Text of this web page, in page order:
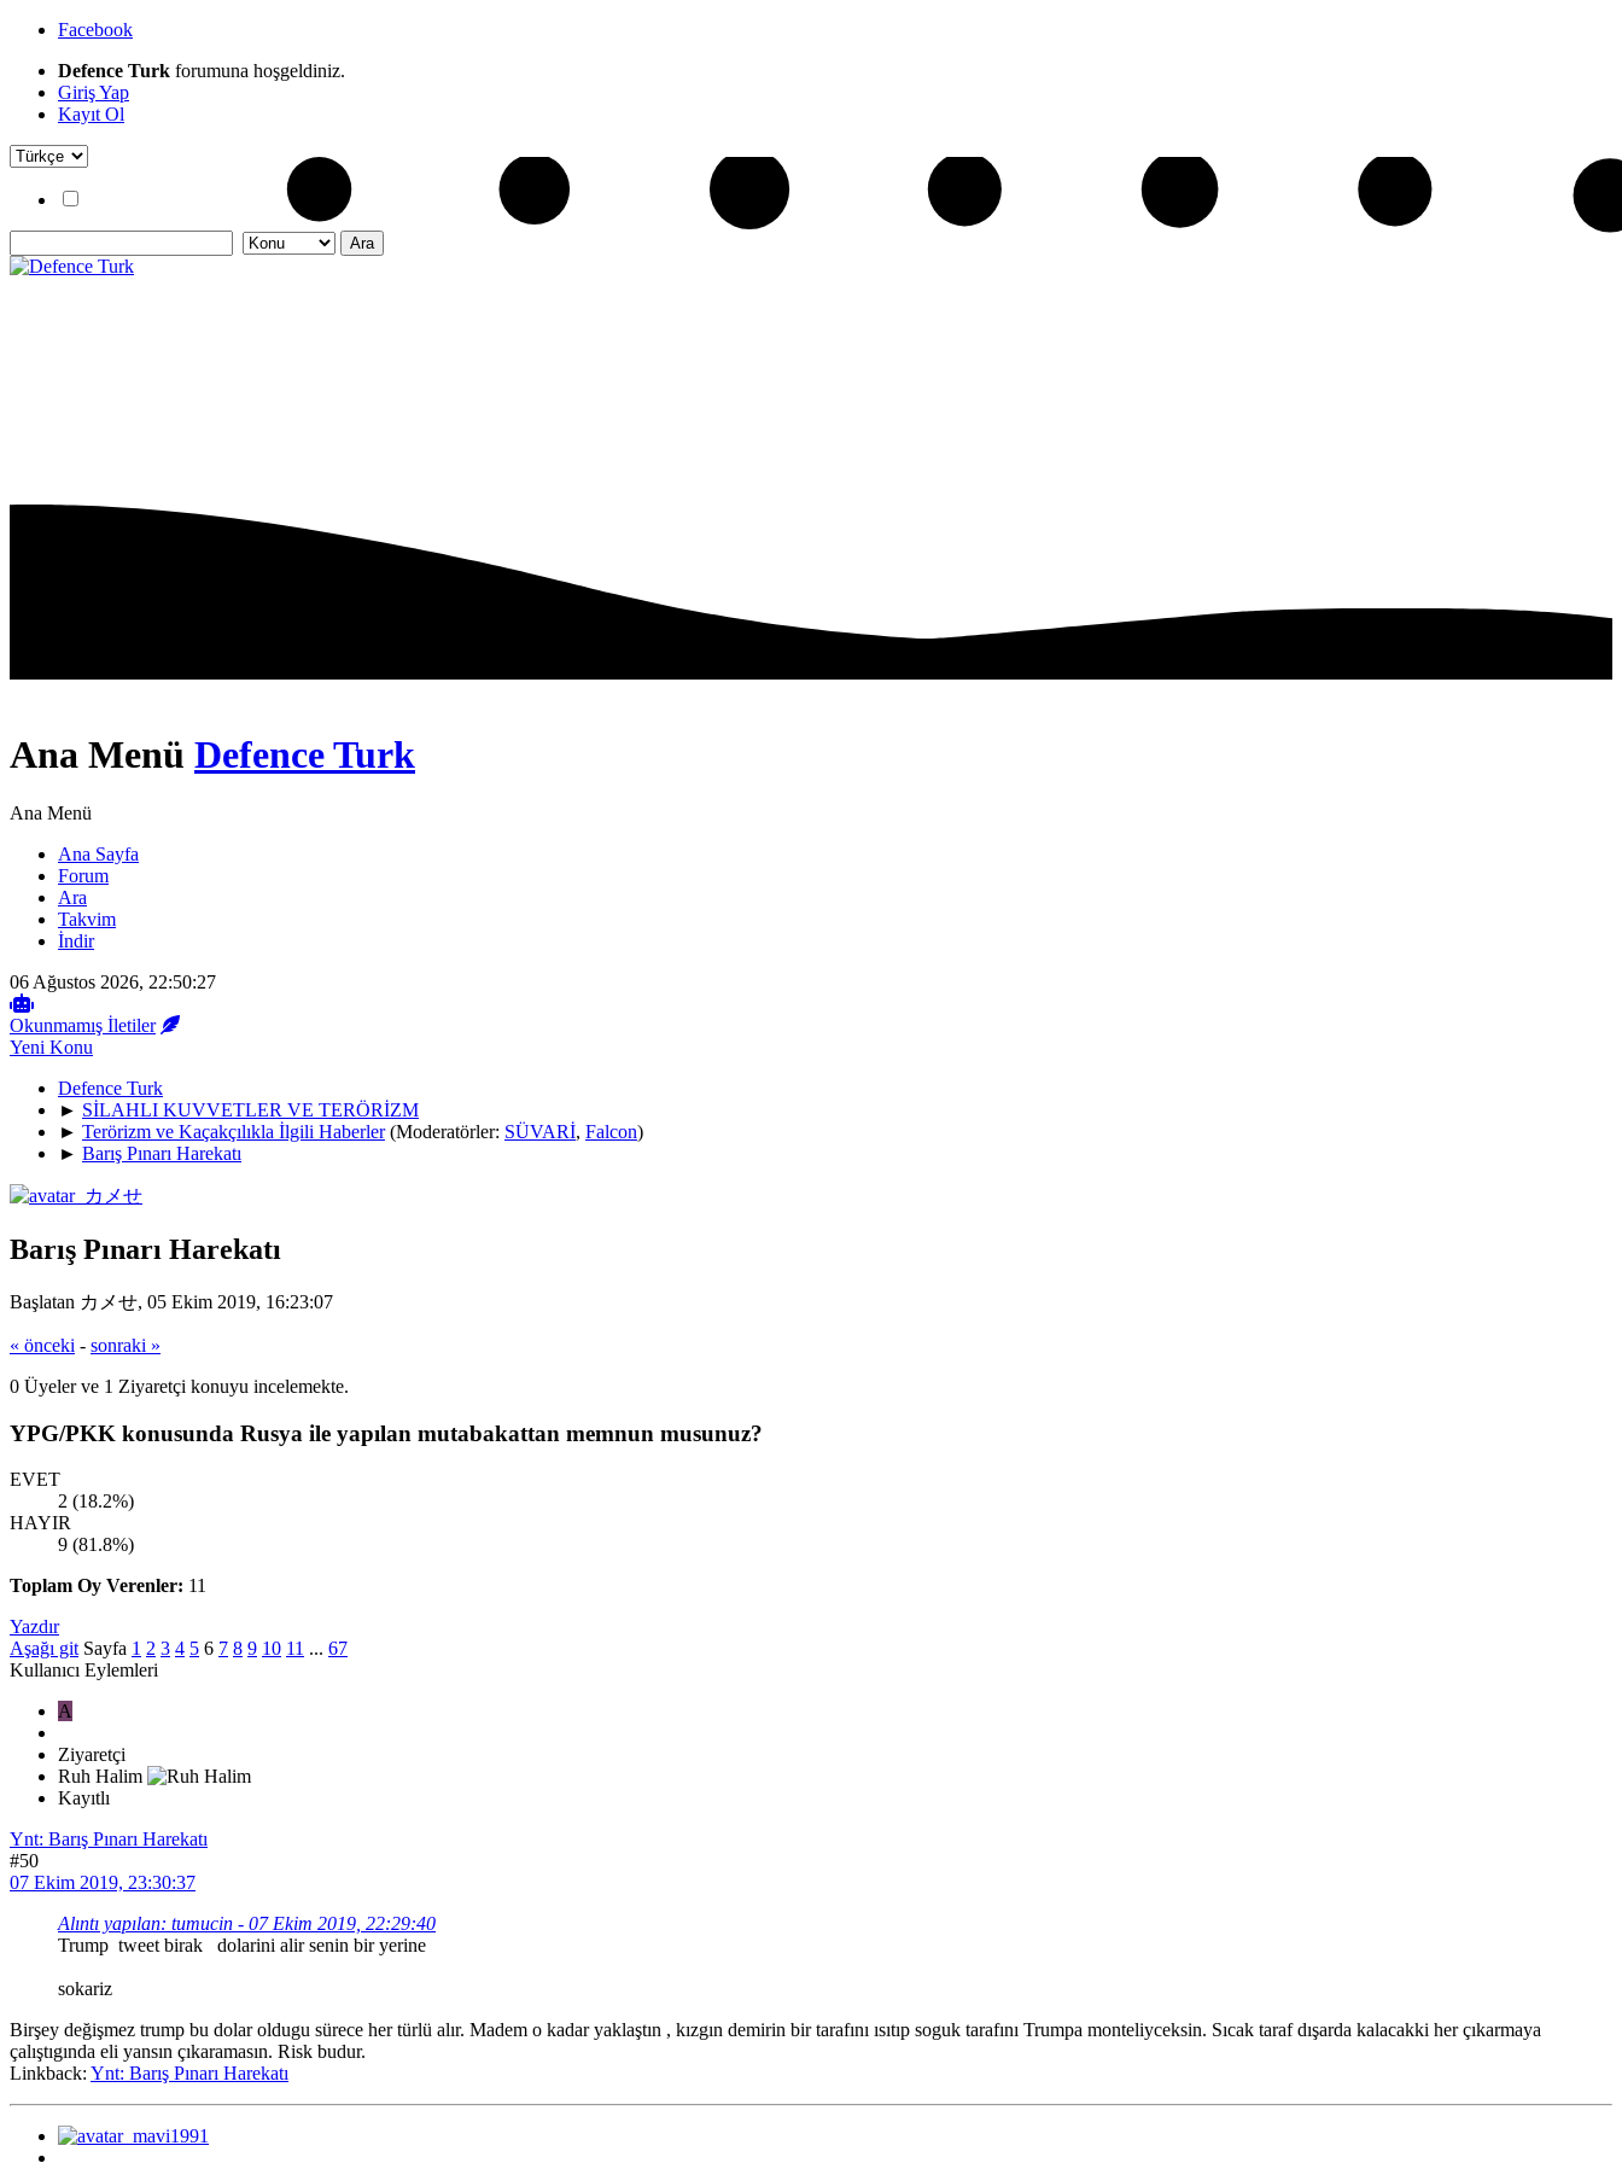
Facebook
Defence Turk forumuna hoşgeldiniz.
Giriş Yap
Kayıt Ol
Ana Menü Defence Turk
Ana Menü
Ana Sayfa
Forum
Ara
Takvim
İndir
06 Ağustos 2026, 22:50:27
Okunmamış İletiler
Yeni Konu
Defence Turk
► SİLAHLI KUVVETLER VE TERÖRİZM
► Terörizm ve Kaçakçılıkla İlgili Haberler (Moderatörler: SÜVARİ, Falcon)
► Barış Pınarı Harekatı
Barış Pınarı Harekatı
Başlatan カメせ, 05 Ekim 2019, 16:23:07
« önceki - sonraki »
0 Üyeler ve 1 Ziyaretçi konuyu incelemekte.
YPG/PKK konusunda Rusya ile yapılan mutabakattan memnun musunuz?
EVET
2 (18.2%)
HAYIR
9 (81.8%)
Toplam Oy Verenler: 11
Yazdır
Aşağı git Sayfa 1 2 3 4 5 6 7 8 9 10 11 ... 67
Kullanıcı Eylemleri
A
Ziyaretçi
Ruh Halim
Kayıtlı
Ynt: Barış Pınarı Harekatı
#50
07 Ekim 2019, 23:30:37
Alıntı yapılan: tumucin - 07 Ekim 2019, 22:29:40
Trump tweet birak dolarini alir senin bir yerine
sokariz
Birşey değişmez trump bu dolar oldugu sürece her türlü alır. Madem o kadar yaklaştın , kızgın demirin bir tarafını ısıtıp soguk tarafını Trumpa monteliyceksin. Sıcak taraf dışarda kalacakki her çıkarmaya
çalıştıgında eli yansın çıkaramasın. Risk budur.
Linkback: Ynt: Barış Pınarı Harekatı